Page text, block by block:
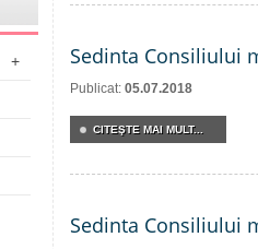
+ Sedinta Consiliului
Publicat: 05.07.2018
CITEŞTE MAI MULT...
Sedinta Consiliului